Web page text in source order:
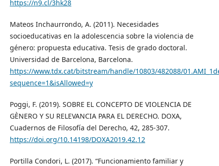
https://n9.cl/3hk28
Mateos Inchaurrondo, A. (2011). Necesidades
socioeducativas en la adolescencia sobre la violencia de
género: propuesta educativa. Tesis de grado doctoral.
Universidad de Barcelona, Barcelona.
https://www.tdx.cat/bitstream/handle/10803/482088/
sequence=1&isAllowed=y
Poggi, F. (2019). SOBRE EL CONCEPTO DE VIOLENCIA DE
GÈNERO Y SU RELEVANCIA PARA EL DERECHO. DOXA,
Cuadernos de Filosofía del Derecho, 42, 285-307.
https://doi.org/10.14198/DOXA2019.42.12
Portilla Condori, L. (2017). “Funcionamiento familiar y